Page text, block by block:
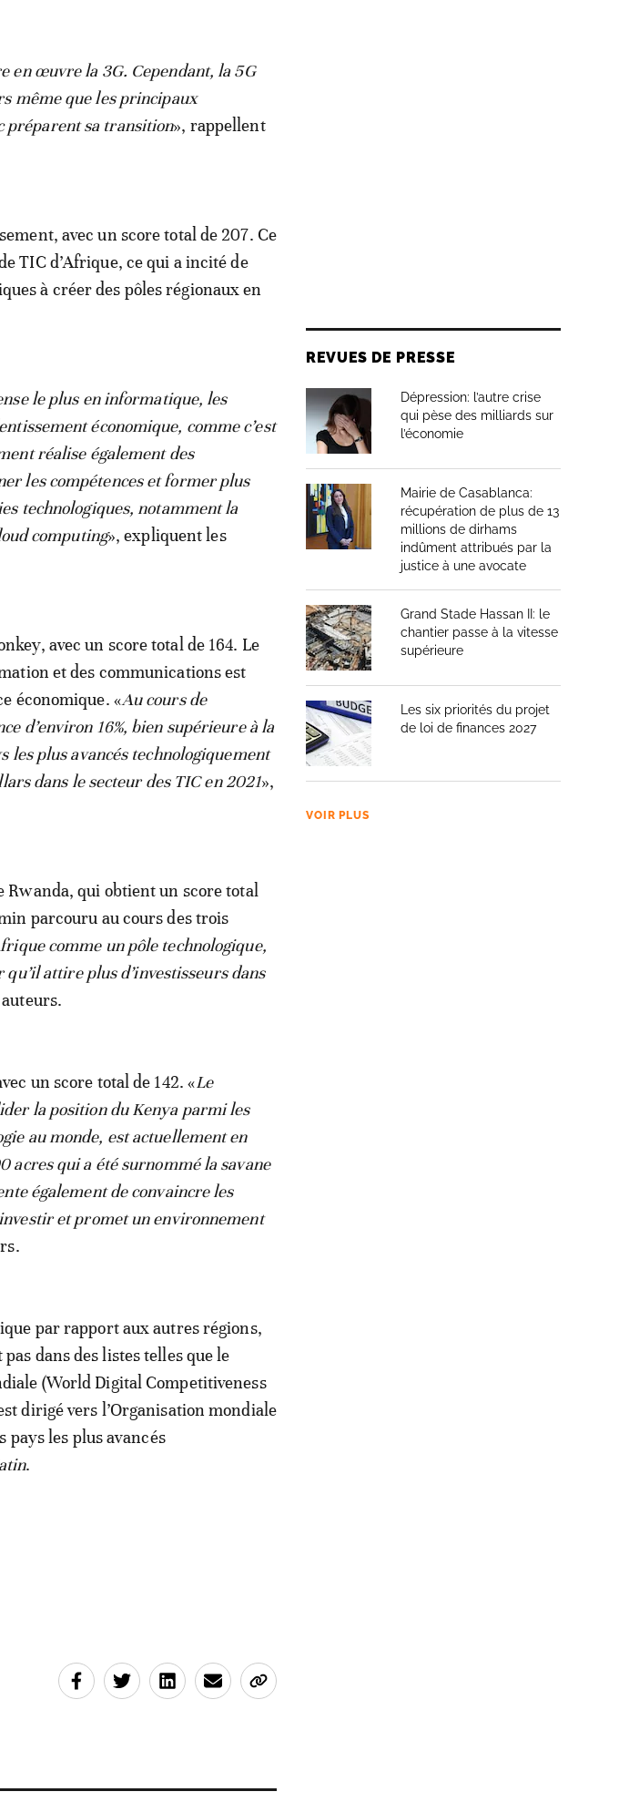
en œuvre la 3G. Cependant, la 5G
même que les principaux
préparent sa transition», rappellent
avec un score total de 207. Ce
TIC d’Afrique, ce qui a incité de
à créer des pôles régionaux en
le plus en informatique, les
économique, comme c’est
réalise également des
les compétences et former plus
technologiques, notamment la
computing», expliquent les
avec un score total de 164. Le
et des communications est
économique. «Au cours de
d’environ 16%, bien supérieure à la
les plus avancés technologiquement
dans le secteur des TIC en 2021»,
Rwanda, qui obtient un score total
parcouru au cours des trois
comme un pôle technologique,
attire plus d’investisseurs dans
un score total de 142. «Le
la position du Kenya parmi les
au monde, est actuellement en
acres qui a été surnommé la savane
également de convaincre les
et promet un environnement
par rapport aux autres régions,
dans des listes telles que le
(World Digital Competitiveness
dirigé vers l’Organisation mondiale
les plus avancés
.
REVUES DE PRESSE
Dépression: l’autre crise
qui pèse des milliards sur
l’économie
Mairie de Casablanca:
récupération de plus de 13
millions de dirhams
indûment attribués par la
justice à une avocate
Grand Stade Hassan II: le
chantier passe à la vitesse
supérieure
Les six priorités du projet
de loi de finances 2027
VOIR PLUS